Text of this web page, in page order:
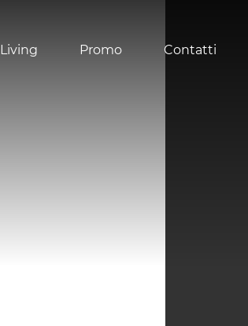
Living Promo Contatti